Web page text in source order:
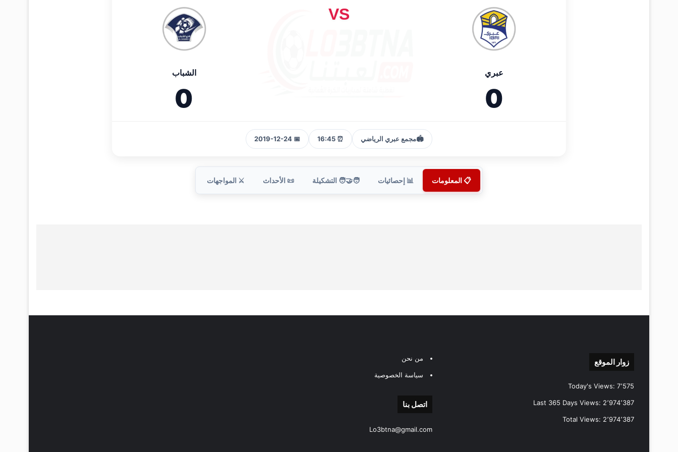
عبري
0
VS
الشباب
0
🏟️مجمع عبري الرياضي ⏰ 16:45
📅 2019-12-24
📋 المعلومات 📊 إحصائيات 🧑‍🤝‍🧑 التشكيلة 📜 الأحداث ⚔️ المواجهات
زوار الموقع
Today's Views: 7٬575
Last 365 Days Views: 2٬974٬387
Total Views: 2٬974٬387
من نحن
سياسة الخصوصية
اتصل بنا
Lo3btna@gmail.com